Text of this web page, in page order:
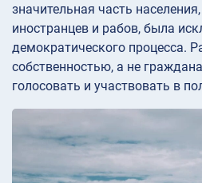
значительная часть
иностранцев и рабов, была
демократического процесса.
собственностью, а не
голосовать и участвовать в